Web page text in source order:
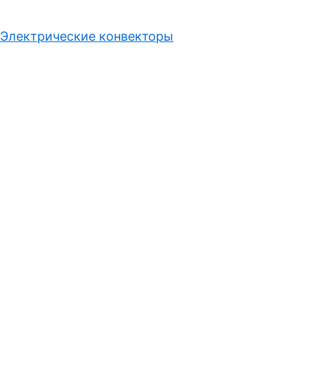
Электрические конвекторы